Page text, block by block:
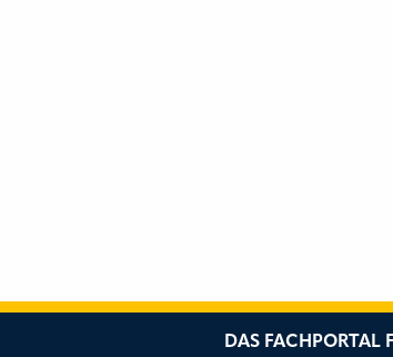
DAS FACHPORTAL